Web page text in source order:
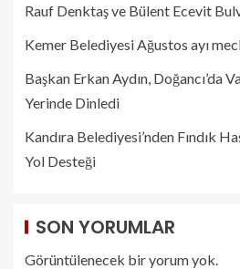
Rauf Denktaş ve Bülent Ecevit
Kemer Belediyesi Ağustos ayı
Başkan Erkan Aydın, Doğancı’da
Yerinde Dinledi
Kandıra Belediyesi’nden Fındık
Yol Desteği
SON YORUMLAR
Görüntülenecek bir yorum yok.